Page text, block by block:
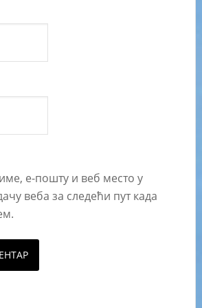
е-пошту и веб место у
веба за следећи пут када